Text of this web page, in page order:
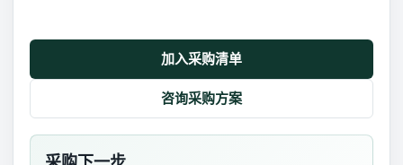
加入采购清单
咨询采购方案